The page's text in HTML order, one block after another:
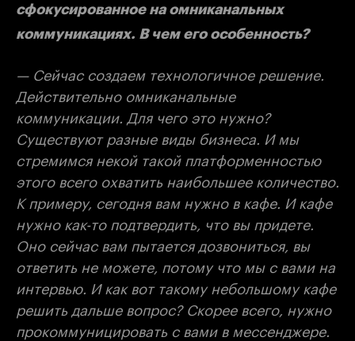
сфокусированное на омниканальных
коммуникациях. В чем его особенность?
— Сейчас создаем технологичное решение.
Действительно омниканальные
коммуникации. Для чего это нужно?
Существуют разные виды бизнеса. И мы
стремимся некой такой платформенностью
этого всего охватить наибольшее количество.
К примеру, сегодня вам нужно в кафе. И кафе
нужно как-то подтвердить, что вы придете.
Оно сейчас вам пытается дозвониться, вы
ответить не можете, потому что мы с вами на
интервью. И как вот такому небольшому кафе
решить дальше вопрос? Скорее всего, нужно
прокоммуницировать с вами в мессенджере.